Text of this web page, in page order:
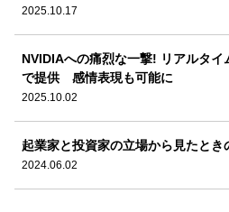
2025.10.17
NVIDIAへの痛烈な一撃! リアルタ
で提供 感情表現も可能に
2025.10.02
起業家と投資家の立場から見たとき
2024.06.02